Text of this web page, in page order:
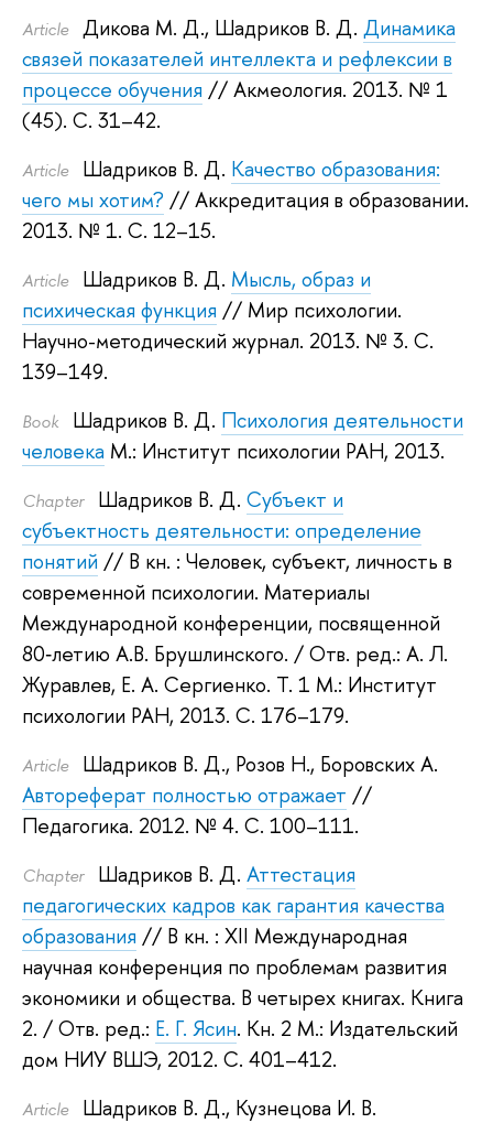
Article Дикова М. Д., Шадриков В. Д. Динамика
связей показателей интеллекта и рефлексии в
процессе обучения // Акмеология. 2013. № 1
(45). С. 31–42.
Article Шадриков В. Д. Качество образования:
чего мы хотим? // Аккредитация в образовании.
2013. № 1. С. 12–15.
Article Шадриков В. Д. Мысль, образ и
психическая функция // Мир психологии.
Научно-методический журнал. 2013. № 3. С.
139–149.
Book Шадриков В. Д. Психология деятельности
человека М.: Институт психологии РАН, 2013.
Сhapter Шадриков В. Д. Субъект и
субъектность деятельности: определение
понятий // В кн. : Человек, субъект, личность в
современной психологии. Материалы
Международной конференции, посвященной
80‐летию А.В. Брушлинского. / Отв. ред.: А. Л.
Журавлев, Е. А. Сергиенко. Т. 1 М.: Институт
психологии РАН, 2013. С. 176–179.
Article Шадриков В. Д., Розов Н., Боровских А.
Автореферат полностью отражает //
Педагогика. 2012. № 4. С. 100–111.
Сhapter Шадриков В. Д. Аттестация
педагогических кадров как гарантия качества
образования // В кн. : XII Международная
научная конференция по проблемам развития
экономики и общества. В четырех книгах. Книга
2. / Отв. ред.: Е. Г. Ясин. Кн. 2 М.: Издательский
дом НИУ ВШЭ, 2012. С. 401–412.
Article Шадриков В. Д., Кузнецова И. В.